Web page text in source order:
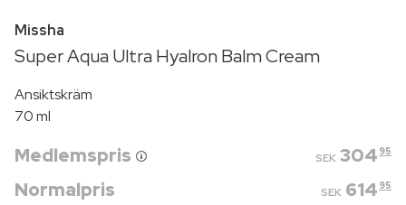
Missha
Super Aqua Ultra Hyalron Balm Cream
Ansiktskräm
70 ml
Medlemspris SEK 304 95
Normalpris SEK 614 95